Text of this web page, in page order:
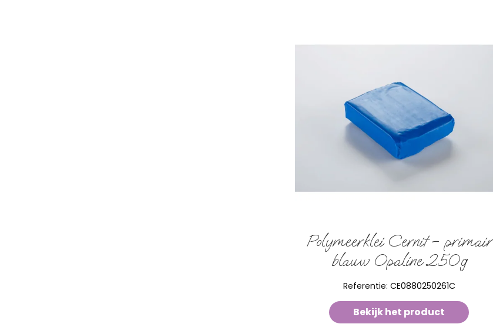
Polymeerklei Cernit – primair
blauw Opaline 250g
Referentie: CE0880250261C
Bekijk het product